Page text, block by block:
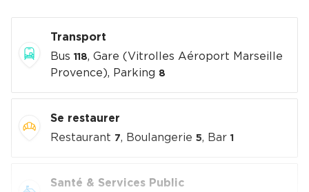
Transport
Bus 118, Gare (Vitrolles Aéroport Marseille
Provence), Parking 8
Se restaurer
Restaurant 7, Boulangerie 5, Bar 1
Santé & Services Public